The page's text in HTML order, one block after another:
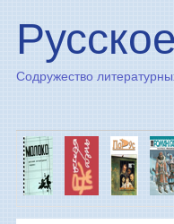
Содружество